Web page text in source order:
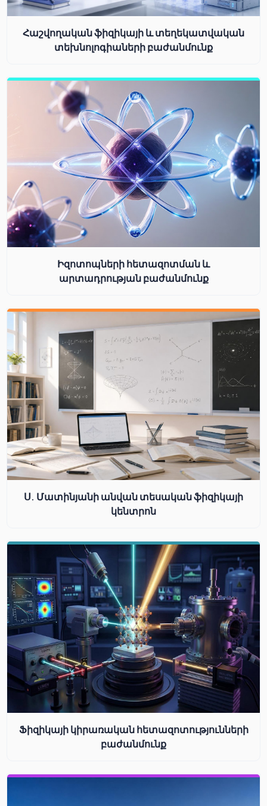
Հաշվողական ֆիզիկայի և տեղեկատվական
տեխնոլոգիաների բաժանմունք
Իզոտոպների հետազոտման և
արտադրության բաժանմունք
Ս. Մատինյանի անվան տեսական ֆիզիկայի
կենտրոն
Ֆիզիկայի կիրառական հետազոտությունների
բաժանմունք